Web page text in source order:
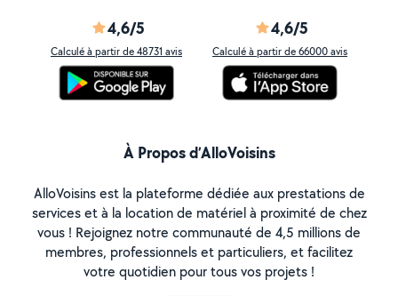
4,6/5
Calculé à partir de 48731 avis
4,6/5
Calculé à partir de 66000 avis
À Propos d’AlloVoisins
AlloVoisins est la plateforme dédiée aux prestations de
services et à la location de matériel à proximité de chez
vous ! Rejoignez notre communauté de 4,5 millions de
membres, professionnels et particuliers, et facilitez
votre quotidien pour tous vos projets !